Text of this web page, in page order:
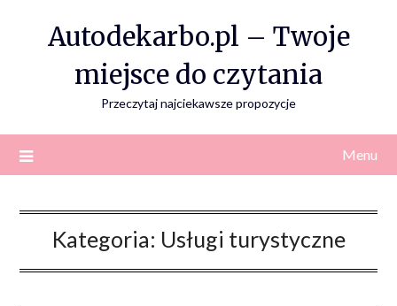
Autodekarbo.pl – Twoje
miejsce do czytania
Przeczytaj najciekawsze propozycje
Menu
Kategoria: Usługi turystyczne